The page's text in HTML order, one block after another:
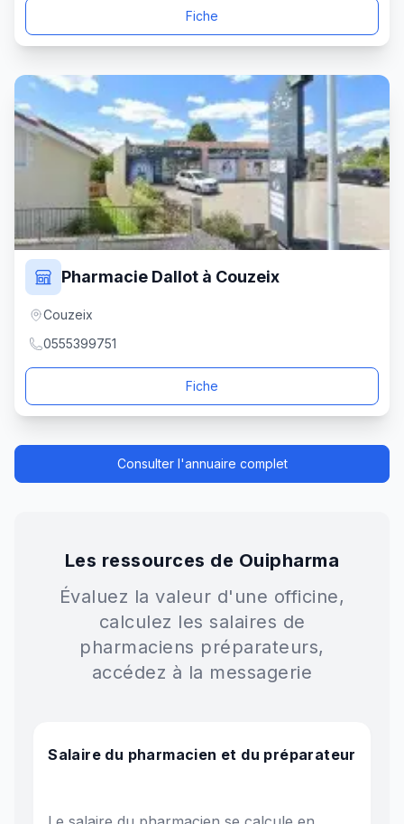
Fiche
Pharmacie Dallot à Couzeix
Couzeix
0555399751
Fiche
Consulter l'annuaire complet
Les ressources de Ouipharma
Évaluez la valeur d'une officine,
calculez les salaires de
pharmaciens préparateurs,
accédez à la messagerie
Salaire du pharmacien et du préparateur